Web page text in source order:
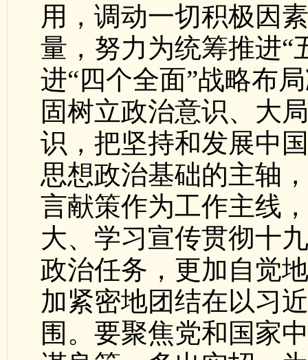
用，调动一切积极因
量，努力为统筹推进“
进“四个全面”战略布
固树立政治意识、大
识，把坚持和发展中
思想政治基础的主轴
言献策作为工作主线
大、学习宣传贯彻十
政治任务，更加自觉
加紧密地团结在以习
围。要聚焦党和国家